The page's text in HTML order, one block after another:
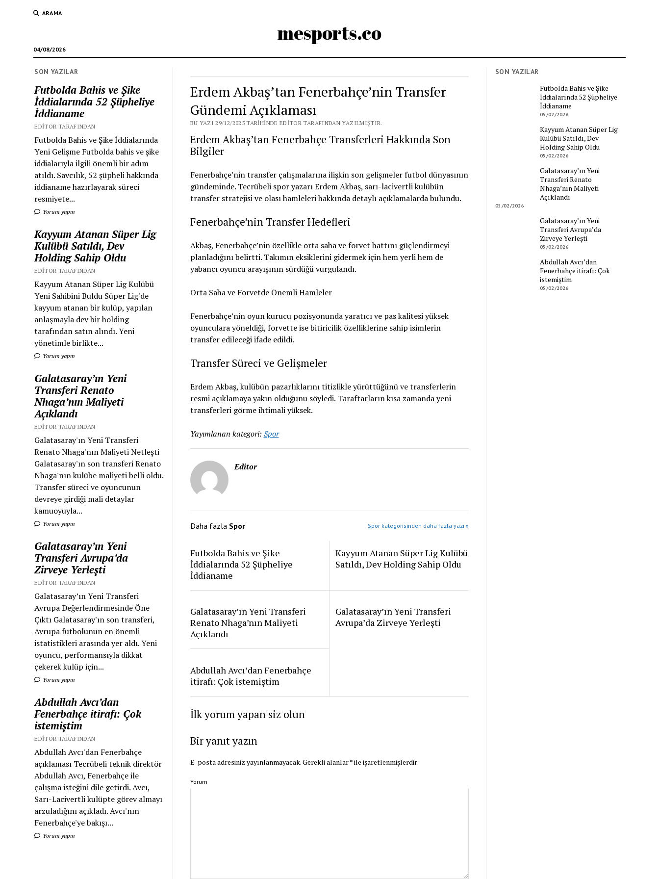
ARAMA
mesports.co
04/08/2026
SON YAZILAR
Futbolda Bahis ve Şike
İddialarında 52 Şüpheliye
İddianame
EDITOR TARAFINDAN
Futbolda Bahis ve Şike İddialarında
Yeni Gelişme Futbolda bahis ve şike
iddialarıyla ilgili önemli bir adım
atıldı. Savcılık, 52 şüpheli hakkında
iddianame hazırlayarak süreci
resmiyete...
Yorum yapın
Kayyum Atanan Süper Lig
Kulübü Satıldı, Dev
Holding Sahip Oldu
EDITOR TARAFINDAN
Kayyum Atanan Süper Lig Kulübü
Yeni Sahibini Buldu Süper Lig'de
kayyum atanan bir kulüp, yapılan
anlaşmayla dev bir holding
tarafından satın alındı. Yeni
yönetimle birlikte...
Yorum yapın
Galatasaray’ın Yeni
Transferi Renato
Nhaga’nın Maliyeti
Açıklandı
EDITOR TARAFINDAN
Galatasaray'ın Yeni Transferi
Renato Nhaga'nın Maliyeti Netleşti
Galatasaray'ın son transferi Renato
Nhaga'nın kulübe maliyeti belli oldu.
Transfer süreci ve oyuncunun
devreye girdiği mali detaylar
kamuoyuyla...
Yorum yapın
Galatasaray’ın Yeni
Transferi Avrupa’da
Zirveye Yerleşti
EDITOR TARAFINDAN
Galatasaray’ın Yeni Transferi
Avrupa Değerlendirmesinde Öne
Çıktı Galatasaray'ın son transferi,
Avrupa futbolunun en önemli
istatistikleri arasında yer aldı. Yeni
oyuncu, performansıyla dikkat
çekerek kulüp için...
Yorum yapın
Abdullah Avcı’dan
Fenerbahçe itirafı: Çok
istemiştim
EDITOR TARAFINDAN
Abdullah Avcı'dan Fenerbahçe
açıklaması Tecrübeli teknik direktör
Abdullah Avcı, Fenerbahçe ile
çalışma isteğini dile getirdi. Avcı,
Sarı-Lacivertli kulüpte görev almayı
arzuladığını açıkladı. Avcı'nın
Fenerbahçe'ye bakışı...
Yorum yapın
Erdem Akbaş’tan Fenerbahçe’nin Transfer
Gündemi Açıklaması
BU YAZI 29/12/2025 TARIHINDE EDITOR TARAFINDAN YAZILMIŞTIR.
Erdem Akbaş’tan Fenerbahçe Transferleri Hakkında Son
Bilgiler
Fenerbahçe’nin transfer çalışmalarına ilişkin son gelişmeler futbol dünyasının
gündeminde. Tecrübeli spor yazarı Erdem Akbaş, sarı-lacivertli kulübün
transfer stratejisi ve olası hamleleri hakkında detaylı açıklamalarda bulundu.
Fenerbahçe’nin Transfer Hedefleri
Akbaş, Fenerbahçe’nin özellikle orta saha ve forvet hattını güçlendirmeyi
planladığını belirtti. Takımın eksiklerini gidermek için hem yerli hem de
yabancı oyuncu arayışının sürdüğü vurgulandı.
Orta Saha ve Forvetde Önemli Hamleler
Fenerbahçe’nin oyun kurucu pozisyonunda yaratıcı ve pas kalitesi yüksek
oyunculara yöneldiği, forvette ise bitiricilik özelliklerine sahip isimlerin
transfer edileceği ifade edildi.
Transfer Süreci ve Gelişmeler
Erdem Akbaş, kulübün pazarlıklarını titizlikle yürüttüğünü ve transferlerin
resmi açıklamaya yakın olduğunu söyledi. Taraftarların kısa zamanda yeni
transferleri görme ihtimali yüksek.
Yayımlanan kategori: Spor
Editor
Daha fazla Spor Spor kategorisinden daha fazla yazı »
Futbolda Bahis ve Şike
İddialarında 52 Şüpheliye
İddianame
Kayyum Atanan Süper Lig Kulübü
Satıldı, Dev Holding Sahip Oldu
Galatasaray’ın Yeni Transferi
Renato Nhaga’nın Maliyeti
Açıklandı
Galatasaray’ın Yeni Transferi
Avrupa’da Zirveye Yerleşti
Abdullah Avcı’dan Fenerbahçe
itirafı: Çok istemiştim
İlk yorum yapan siz olun
Bir yanıt yazın
E-posta adresiniz yayınlanmayacak.Gerekli alanlar*ile işaretlenmişlerdir
Yorum
SON YAZILAR
Futbolda Bahis ve Şike
İddialarında 52 Şüpheliye
İddianame
05/02/2026
Kayyum Atanan Süper Lig
Kulübü Satıldı, Dev
Holding Sahip Oldu
05/02/2026
Galatasaray’ın Yeni
Transferi Renato
Nhaga’nın Maliyeti
Açıklandı
05/02/2026
Galatasaray’ın Yeni
Transferi Avrupa’da
Zirveye Yerleşti
05/02/2026
Abdullah Avcı’dan
Fenerbahçe itirafı: Çok
istemiştim
05/02/2026